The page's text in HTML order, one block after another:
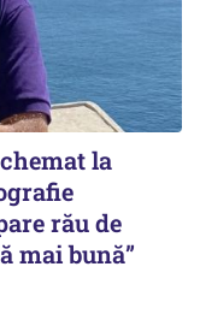
la
rău de
mai bună”